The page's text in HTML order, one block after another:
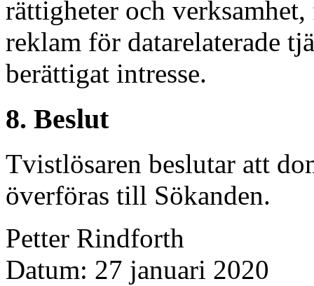
rättigheter och
reklam för datarelaterade
berättigat intresse.
8. Beslut
Tvistlösaren beslutar att
överföras till Sökanden.
Petter Rindforth
Datum: 27 januari 2020